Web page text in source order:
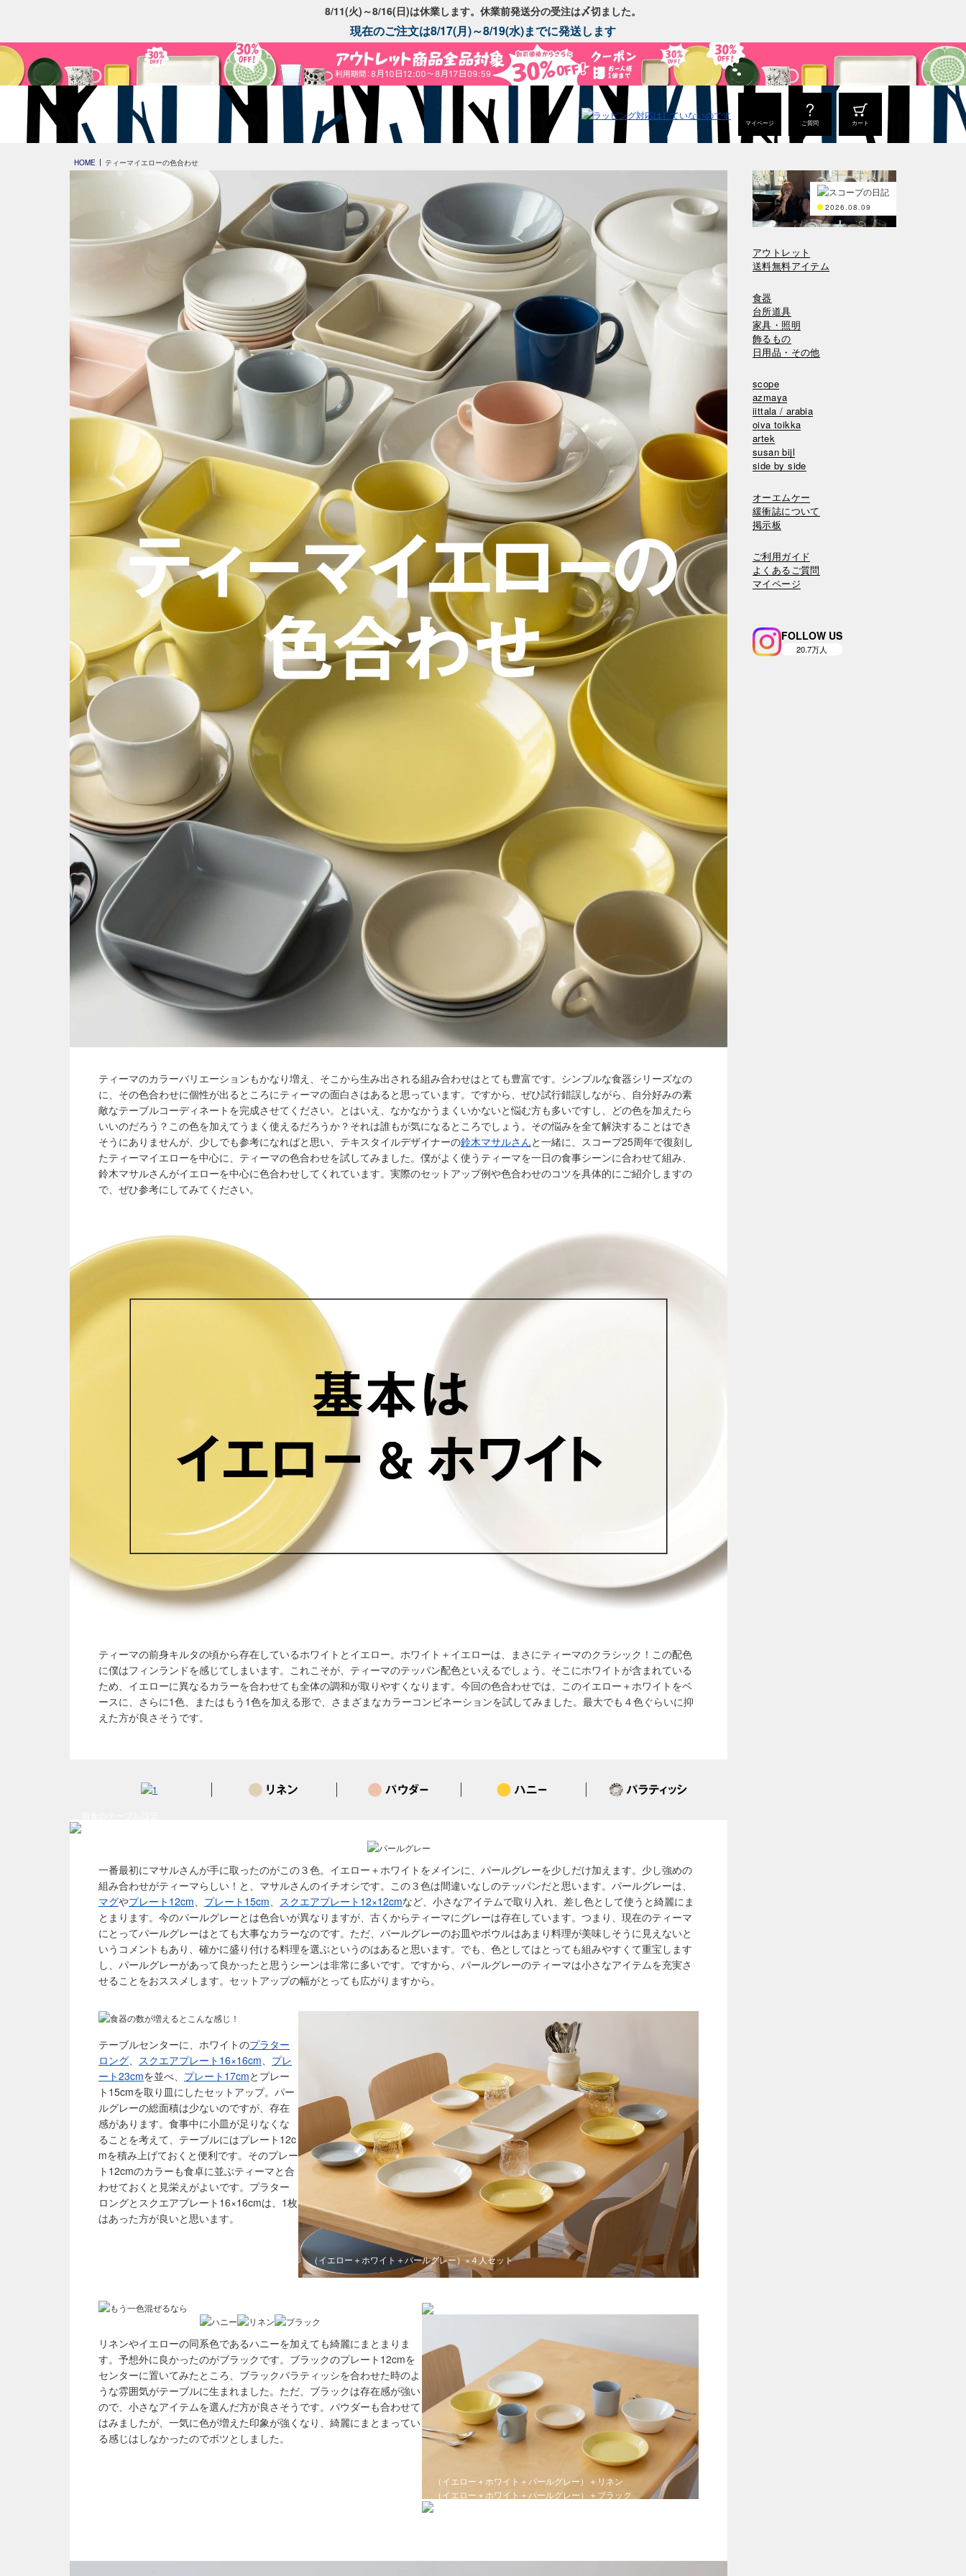
8/11(火)～8/16(日)は休業します。休業前発送分の受注は〆切ました。
現在のご注文は8/17(月)～8/19(水)までに発送します
マイページ ご質問 カート
HOME ティーマイエローの色合わせ
ティーマのカラーバリエーションもかなり増え、そこから生み出される組み合わせはとても豊富です。シンプルな食器シリーズなの
に、その色合わせに個性が出るところにティーマの面白さはあると思っています。ですから、ぜひ試行錯誤しながら、自分好みの素
敵なテーブルコーディネートを完成させてください。とはいえ、なかなかうまくいかないと悩む方も多いですし、どの色を加えたら
いいのだろう？この色を加えてうまく使えるだろうか？それは誰もが気になるところでしょう。その悩みを全て解決することはでき
そうにありませんが、少しでも参考になればと思い、テキスタイルデザイナーの鈴木マサルさんと一緒に、スコープ25周年で復刻し
たティーマイエローを中心に、ティーマの色合わせを試してみました。僕がよく使うティーマを一日の食事シーンに合わせて組み、
鈴木マサルさんがイエローを中心に色合わせしてくれています。実際のセットアップ例や色合わせのコツを具体的にご紹介しますの
で、ぜひ参考にしてみてください。
ティーマの前身キルタの頃から存在しているホワイトとイエロー。ホワイト＋イエローは、まさにティーマのクラシック！この配色
に僕はフィンランドを感じてしまいます。これこそが、ティーマのテッパン配色といえるでしょう。そこにホワイトが含まれている
ため、イエローに異なるカラーを合わせても全体の調和が取りやすくなります。今回の色合わせでは、このイエロー＋ホワイトをベ
ースに、さらに1色、またはもう1色を加える形で、さまざまなカラーコンビネーションを試してみました。最大でも４色ぐらいに抑
えた方が良さそうです。
一番最初にマサルさんが手に取ったのがこの３色。イエロー＋ホワイトをメインに、パールグレーを少しだけ加えます。少し強めの
組み合わせがティーマらしい！と、マサルさんのイチオシです。この３色は間違いなしのテッパンだと思います。パールグレーは、
マグやプレート12cm プレート15cm スクエアプレート12×12cmなど、小さなアイテムで取り入れ、差し色として使うと綺麗にま
とまります。今のパールグレーとは色合いが異なりますが、古くからティーマにグレーは存在しています。つまり、現在のティーマ
にとってパールグレーはとても大事なカラーなのです。ただ、パールグレーのお皿やボウルはあまり料理が美味しそうに見えないと
いうコメントもあり、確かに盛り付ける料理を選ぶというのはあると思います。でも、色としてはとっても組みやすくて重宝します
し、パールグレーがあって良かったと思うシーンは非常に多いです。ですから、パールグレーのティーマは小さなアイテムを充実さ
せることをおススメします。セットアップの幅がとっても広がりますから。
テーブルセンターに、ホワイトのプラター
ロング
スクエアプレート16×16cm
プレ
ート23cmを並べ、 プレート17cmとプレー
ト15cmを取り皿にしたセットアップ。パー
ルグレーの総面積は少ないのですが、存在
感があります。食事中に小皿が足りなくな
ることを考えて、テーブルにはプレート12c
mを積み上げておくと便利です。そのプレー
ト12cmのカラーも食卓に並ぶティーマと合
わせておくと見栄えがよいです。プラター
ロングとスクエアプレート16×16cmは、1枚
はあった方が良いと思います。
（イエロー＋ホワイト＋パールグレー）×４人セット
リネンやイエローの同系色であるハニーを加えても綺麗にまとまりま
す。予想外に良かったのがブラックです。ブラックのプレート12cmを
センターに置いてみたところ、ブラックパラティッシを合わせた時のよ
うな雰囲気がテーブルに生まれました。ただ、ブラックは存在感が強い
ので、小さなアイテムを選んだ方が良さそうです。パウダーも合わせて
はみましたが、一気に色が増えた印象が強くなり、綺麗にまとまってい
る感じはしなかったのでボツとしました。
（イエロー＋ホワイト＋パールグレー）＋リネン
（イエロー＋ホワイト＋パールグレー）＋ブラック
2026.08.09
アウトレット
送料無料アイテム
食器
台所道具
家具・照明
飾るもの
日用品・その他
scope
azmaya
iittala / arabia
oiva toikka
artek
susan bijl
side by side
オーエムケー
緩衝誌について
掲示板
ご利用ガイド
よくあるご質問
マイページ
FOLLOW US